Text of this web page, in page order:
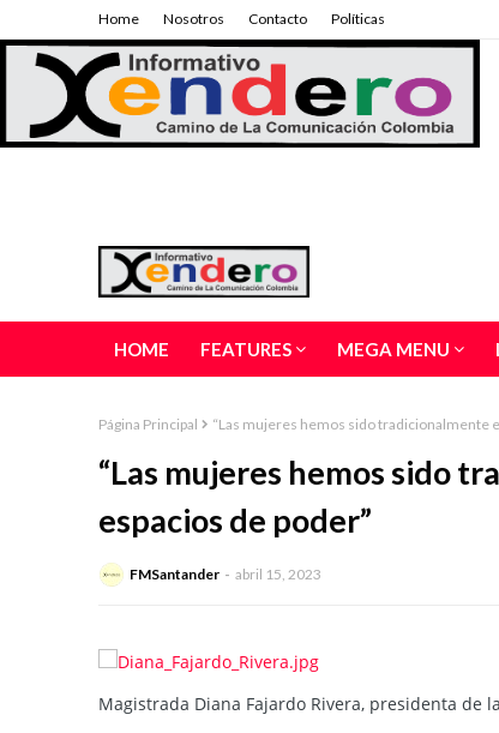
Home Nosotros Contacto Políticas
HOME FEATURES MEGA MENU
Página Principal “Las mujeres hemos sido tradicionalmente
“Las mujeres hemos sido
espacios de poder”
FMSantander abril 15, 2023
Magistrada Diana Fajardo Rivera, presidenta de